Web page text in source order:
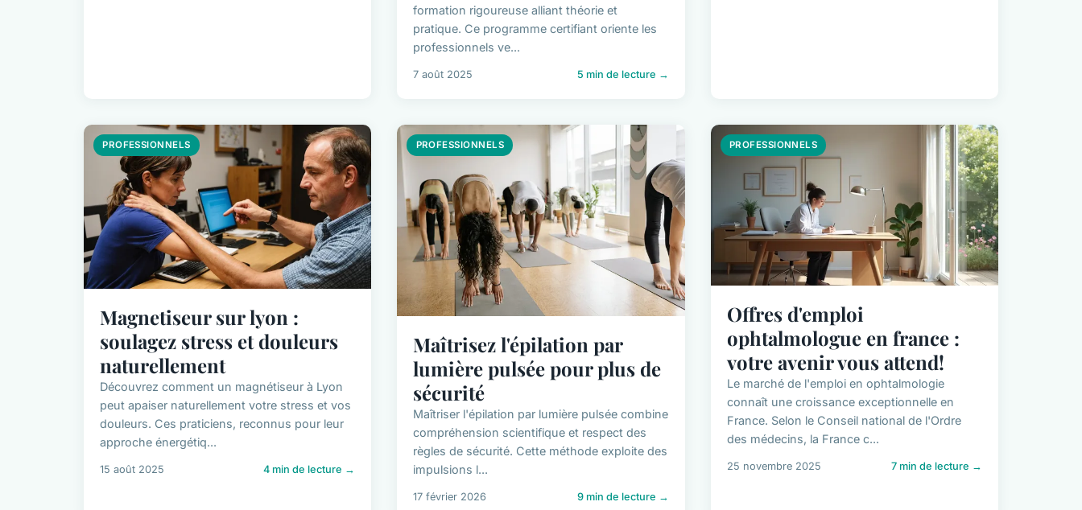
formation rigoureuse alliant théorie et
pratique. Ce programme certifiant oriente les
professionnels ve...
7 août 2025 5 min de lecture →
PROFESSIONNELS
Magnetiseur sur lyon :
soulagez stress et douleurs
naturellement
Découvrez comment un magnétiseur à Lyon
peut apaiser naturellement votre stress et vos
douleurs. Ces praticiens, reconnus pour leur
approche énergétiq...
15 août 2025 4 min de lecture →
PROFESSIONNELS
Maîtrisez l'épilation par
lumière pulsée pour plus de
sécurité
Maîtriser l'épilation par lumière pulsée combine
compréhension scientifique et respect des
règles de sécurité. Cette méthode exploite des
impulsions l...
17 février 2026 9 min de lecture →
PROFESSIONNELS
Offres d'emploi
ophtalmologue en france :
votre avenir vous attend!
Le marché de l'emploi en ophtalmologie
connaît une croissance exceptionnelle en
France. Selon le Conseil national de l'Ordre
des médecins, la France c...
25 novembre 2025 7 min de lecture →